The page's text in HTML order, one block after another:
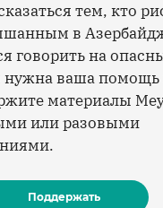
тем, кто
в
говорить на
ваша помощь
материалы
или разовыми
Поддержать